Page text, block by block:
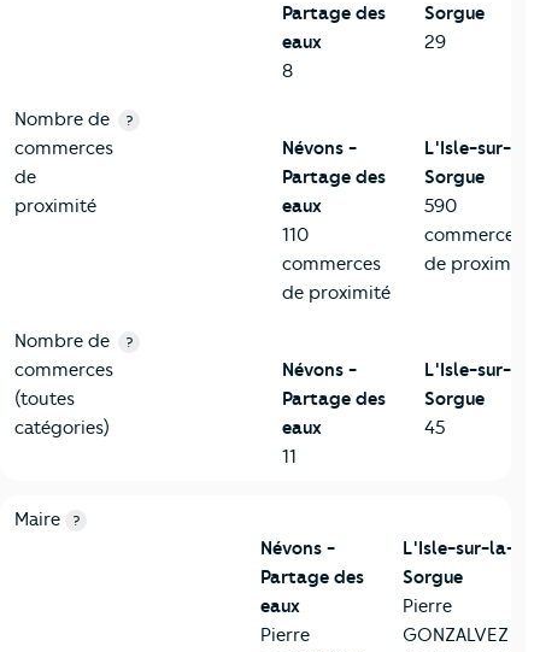
Partage des
eaux
8
Sorgue
29
Nombre de
commerces
de
proximité
?
Névons -
Partage des
eaux
110
commerces
de proximité
L'Isle-sur-la-
Sorgue
590
commerces
de proximité
Nombre de
commerces
(toutes
catégories)
?
Névons -
Partage des
eaux
11
L'Isle-sur-la-
Sorgue
45
6-Politique
Critères
Maire ?
Névons -
Partage des
eaux
Pierre
L'Isle-sur-la-
Sorgue
Pierre
GONZALVEZ